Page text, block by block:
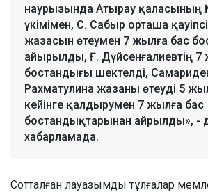
наурызында Атырау
үкімімен, С. Сабыр орташа
жазасын өтеумен 7 жылға бас
айырылды, Ғ. Дүйсенғалиевтің 7
бостандығы шектелді,
Рахматулина жазаны өтеуді 5
кейінге қалдырумен 7 жылға бас
бостандықтарынан айрылды», -
хабарламада.
Сотталған лауазымды тұлғалар